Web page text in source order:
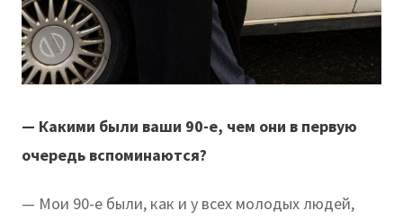
— Какими были ваши 90-е, чем они в первую
очередь вспоминаются?
— Мои 90-е были, как и у всех молодых людей,